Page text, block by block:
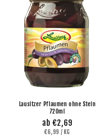
Lausitzer Pflaumen ohne Stein
720ml
Normaler
Preis
ab €2,69
GRUNDPREIS
€6,99 / PRO
KG